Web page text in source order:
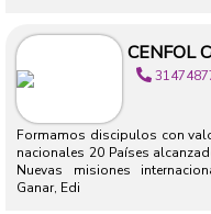
CENFOL
Formamos discipulos con
nacionales 20 Países
Nuevas misiones
Ganar, Edi